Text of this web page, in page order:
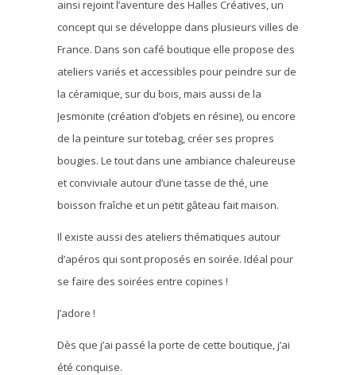
ainsi rejoint l’aventure des Halles Créatives, un
concept qui se développe dans plusieurs villes de
France. Dans son café boutique elle propose des
ateliers variés et accessibles pour peindre sur de
la céramique, sur du bois, mais aussi de la
Jesmonite (création d’objets en résine), ou encore
de la peinture sur totebag, créer ses propres
bougies. Le tout dans une ambiance chaleureuse
et conviviale autour d’une tasse de thé, une
boisson fraîche et un petit gâteau fait maison.
Il existe aussi des ateliers thématiques autour
d’apéros qui sont proposés en soirée. Idéal pour
se faire des soirées entre copines !
J’adore !
Dès que j’ai passé la porte de cette boutique, j’ai
été conquise.